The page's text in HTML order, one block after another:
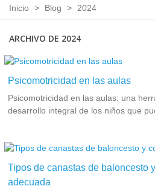
Inicio > Blog > 2024
ARCHIVO DE 2024
Psicomotricidad en las aulas
Psicomotricidad en las aulas: una
desarrollo integral de los niños que
Tipos de canastas de baloncesto
adecuada